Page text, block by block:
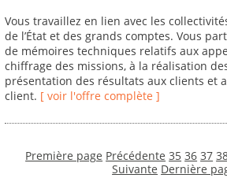
Vous travaillez en lien avec les
de l’État et des grands comptes. Vous
de mémoires techniques relatifs aux
chiffrage des missions, à la réalisation
présentation des résultats aux clients et
client. [ voir l'offre complète ]
Première page Précédente 35 36 37
Suivante Dernière